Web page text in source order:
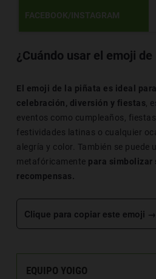
FACEBOOK/INSTAGRAM
¿Cuándo usar el emoji
El emoji de la piñata es ideal
celebración, diversión y fiestas ,
eventos como cumpleaños,
festividades latinas o cualquier
alegría y color. También se puede
metafóricamente para simbolizar
recompensas.
Clique para copiar este emoji →
EQUIPO YOIGO